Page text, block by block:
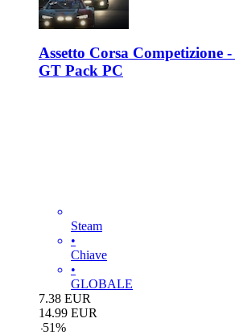
Assetto Corsa Competizione
GT Pack PC
Steam
•
Chiave
•
GLOBALE
7.38 EUR
14.99 EUR
-51%